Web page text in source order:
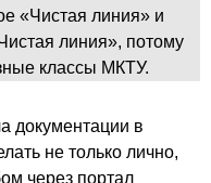
«Чистая линия» и
линия», потому
классы МКТУ.
документации в
не только лично,
через портал